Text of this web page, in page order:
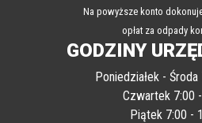
Na powyższe konto
opłat za odpady
GODZINY
Poniedziałek -
Czwartek 7:00
Piątek 7:00 -